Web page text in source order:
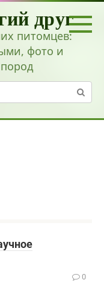
друг
питомцев:
фото и
0